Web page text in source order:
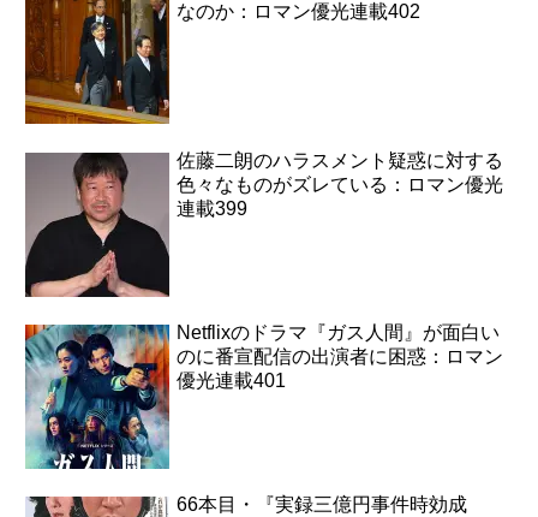
なのか：ロマン優光連載402
佐藤二朗のハラスメント疑惑に対する
色々なものがズレている：ロマン優光
連載399
Netflixのドラマ『ガス人間』が面白い
のに番宣配信の出演者に困惑：ロマン
優光連載401
66本目・『実録三億円事件時効成